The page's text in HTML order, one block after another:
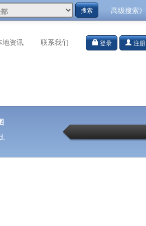
搜索 高级搜索》
地资讯 联系我们 登录 注册